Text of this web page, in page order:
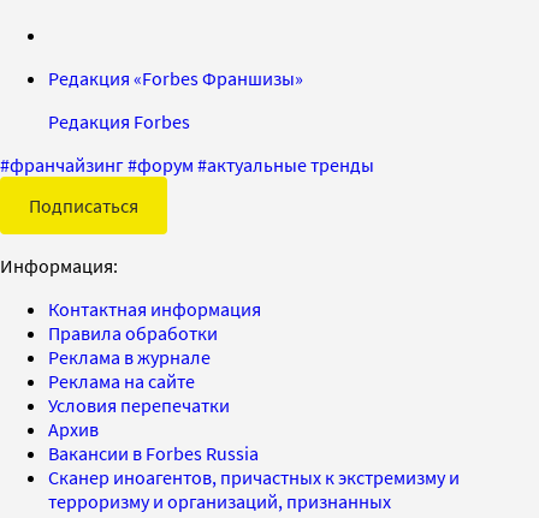
Редакция «Forbes Франшизы»
Редакция Forbes
#франчайзинг#форум #актуальные тренды
Подписаться
Информация:
Контактная информация
Правила обработки
Реклама в журнале
Реклама на сайте
Условия перепечатки
Архив
Вакансии в Forbes Russia
Сканер иноагентов, причастных к экстремизму и
терроризму и организаций, признанных